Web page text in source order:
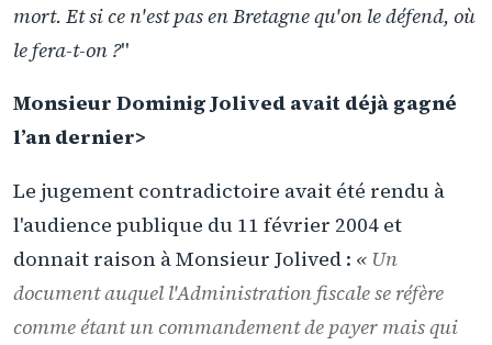
mort. Et si ce n'est pas en Bretagne qu'on le défend, où
le fera-t-on ?"
Monsieur Dominig Jolived avait déjà gagné
l’an dernier>
Le jugement contradictoire avait été rendu à
l'audience publique du 11 février 2004 et
donnait raison à Monsieur Jolived : « Un
document auquel l'Administration fiscale se réfère
comme étant un commandement de payer mais qui